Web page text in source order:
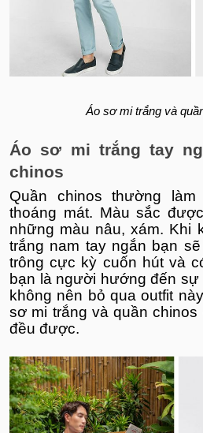
Áo sơ mi trắng và
Áo sơ mi trắng tay
chinos
Quần chinos thường
thoáng mát. Màu sắc
những màu nâu, xám. Khi
trắng nam tay ngắn bạn
trông cực kỳ cuốn hút và
bạn là người hướng đến
không nên bỏ qua outfit
sơ mi trắng và quần
đều được.